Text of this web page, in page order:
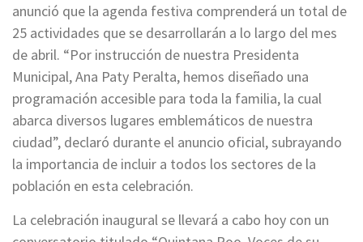
anunció que la agenda festiva comprenderá un total de
25 actividades que se desarrollarán a lo largo del mes
de abril. “Por instrucción de nuestra Presidenta
Municipal, Ana Paty Peralta, hemos diseñado una
programación accesible para toda la familia, la cual
abarca diversos lugares emblemáticos de nuestra
ciudad”, declaró durante el anuncio oficial, subrayando
la importancia de incluir a todos los sectores de la
población en esta celebración.
La celebración inaugural se llevará a cabo hoy con un